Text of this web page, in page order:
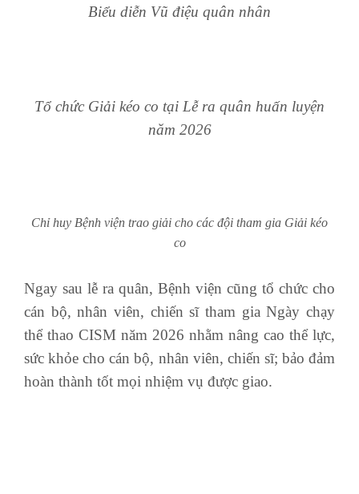
Biểu diễn Vũ điệu quân nhân
Tổ chức Giải kéo co tại Lễ ra quân huấn luyện
năm 2026
Chỉ huy Bệnh viện trao giải cho các đội tham gia Giải kéo
co
Ngay sau lễ ra quân, Bệnh viện cũng tổ chức cho
cán bộ, nhân viên, chiến sĩ tham gia Ngày chạy
thể thao CISM năm 2026 nhằm nâng cao thể lực,
sức khỏe cho cán bộ, nhân viên, chiến sĩ; bảo đảm
hoàn thành tốt mọi nhiệm vụ được giao.